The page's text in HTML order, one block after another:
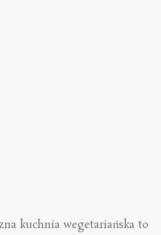
kuchnia wegetariańska to